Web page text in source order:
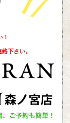
絡下さい。